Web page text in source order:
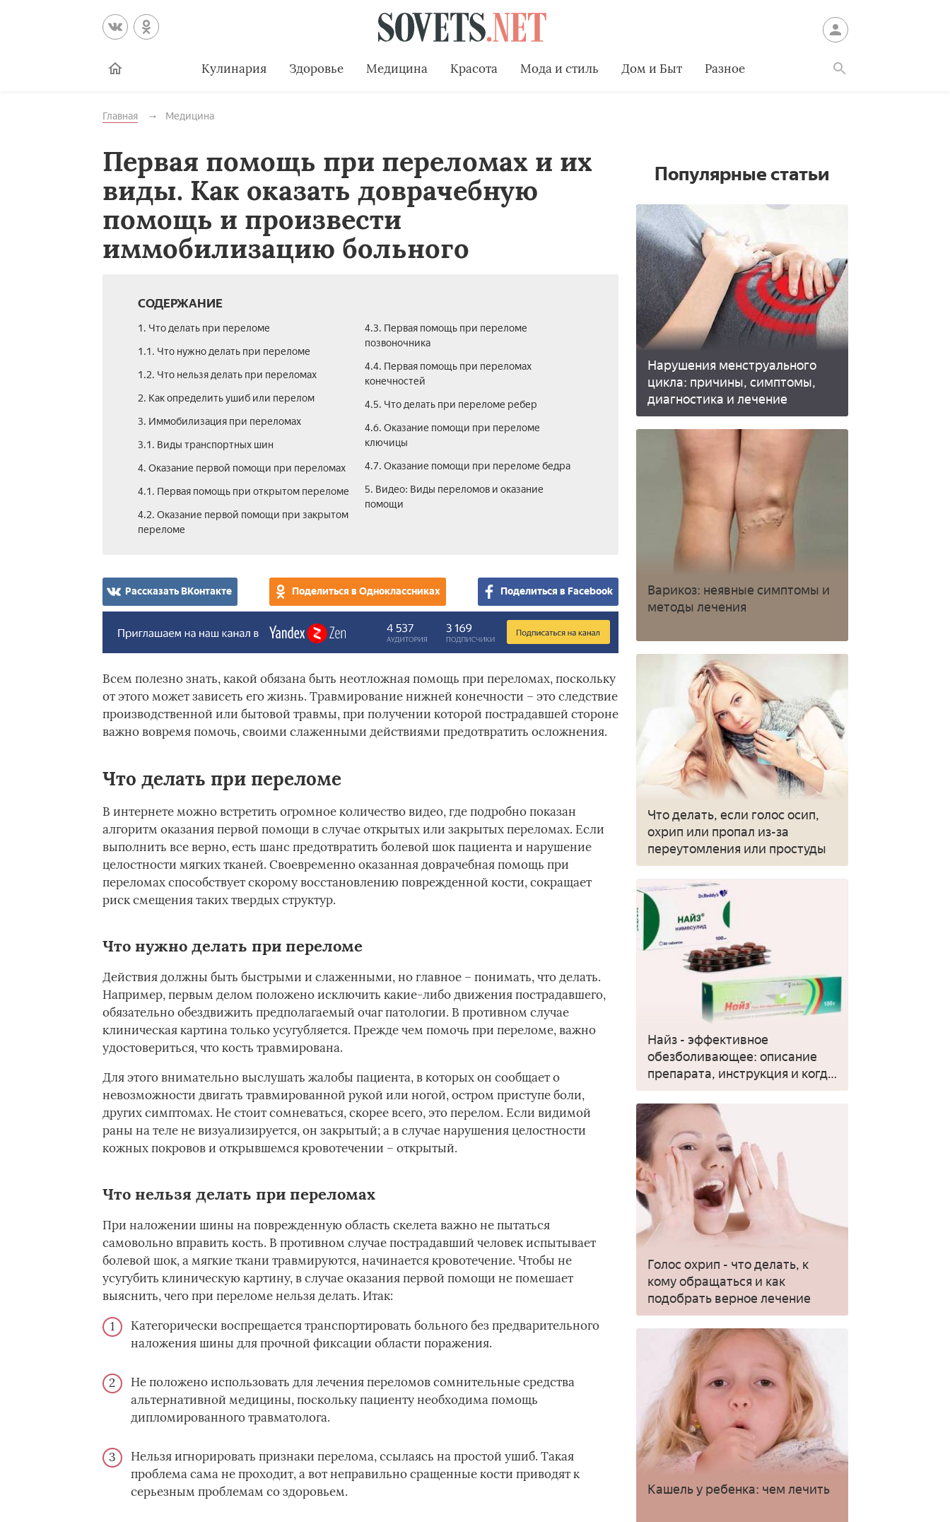
Кулинария Здоровье Медицина Красота Мода и стиль Дом и Быт Разное
Главная Медицина
Первая помощь при переломах и их
виды. Как оказать доврачебную
помощь и произвести
иммобилизацию больного
СОДЕРЖАНИЕ
1. Что делать при переломе
1.1. Что нужно делать при переломе
1.2. Что нельзя делать при переломах
2. Как определить ушиб или перелом
3. Иммобилизация при переломах
3.1. Виды транспортных шин
4. Оказание первой помощи при переломах
4.1. Первая помощь при открытом переломе
4.2. Оказание первой помощи при закрытом
переломе
4.3. Первая помощь при переломе
позвоночника
4.4. Первая помощь при переломах
конечностей
4.5. Что делать при переломе ребер
4.6. Оказание помощи при переломе
ключицы
4.7. Оказание помощи при переломе бедра
5. Видео: Виды переломов и оказание
помощи
Рассказать ВКонтакте Поделиться в Одноклассниках Поделиться в Facebook
Всем полезно знать, какой обязана быть неотложная помощь при переломах, поскольку
от этого может зависеть его жизнь. Травмирование нижней конечности – это следствие
производственной или бытовой травмы, при получении которой пострадавшей стороне
важно вовремя помочь, своими слаженными действиями предотвратить осложнения.
Что делать при переломе
В интернете можно встретить огромное количество видео, где подробно показан
алгоритм оказания первой помощи в случае открытых или закрытых переломах. Если
выполнить все верно, есть шанс предотвратить болевой шок пациента и нарушение
целостности мягких тканей. Своевременно оказанная доврачебная помощь при
переломах способствует скорому восстановлению поврежденной кости, сокращает
риск смещения таких твердых структур.
Что нужно делать при переломе
Действия должны быть быстрыми и слаженными, но главное – понимать, что делать.
Например, первым делом положено исключить какие-либо движения пострадавшего,
обязательно обездвижить предполагаемый очаг патологии. В противном случае
клиническая картина только усугубляется. Прежде чем помочь при переломе, важно
удостовериться, что кость травмирована.
Для этого внимательно выслушать жалобы пациента, в которых он сообщает о
невозможности двигать травмированной рукой или ногой, остром приступе боли,
других симптомах. Не стоит сомневаться, скорее всего, это перелом. Если видимой
раны на теле не визуализируется, он закрытый; а в случае нарушения целостности
кожных покровов и открывшемся кровотечении – открытый.
Что нельзя делать при переломах
При наложении шины на поврежденную область скелета важно не пытаться
самовольно вправить кость. В противном случае пострадавший человек испытывает
болевой шок, а мягкие ткани травмируются, начинается кровотечение. Чтобы не
усугубить клиническую картину, в случае оказания первой помощи не помешает
выяснить, чего при переломе нельзя делать. Итак:
Категорически воспрещается транспортировать больного без предварительного
наложения шины для прочной фиксации области поражения.
Не положено использовать для лечения переломов сомнительные средства
альтернативной медицины, поскольку пациенту необходима помощь
дипломированного травматолога.
Нельзя игнорировать признаки перелома, ссылаясь на простой ушиб. Такая
проблема сама не проходит, а вот неправильно сращенные кости приводят к
серьезным проблемам со здоровьем.
Популярные статьи
Нарушения менструального
цикла: причины, симптомы,
диагностика и лечение
Варикоз: неявные симптомы и
методы лечения
Что делать, если голос осип,
охрип или пропал из-за
переутомления или простуды
Найз - эффективное
обезболивающее: описание
препарата, инструкция и когда
применять
Голос охрип - что делать, к
кому обращаться и как
подобрать верное лечение
Кашель у ребенка: чем лечить